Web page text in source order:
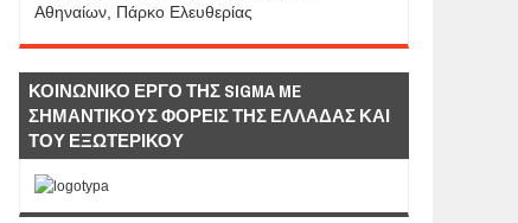
Αθηναίων, Πάρκο Ελευθερίας
ΚΟΙΝΩΝΙΚΟ ΕΡΓΟ ΤΗΣ SIGMA ME
ΣΗΜΑΝΤΙΚΟΥΣ ΦΟΡΕΙΣ ΤΗΣ ΕΛΛΑΔΑΣ ΚΑΙ
ΤΟΥ ΕΞΩΤΕΡΙΚΟΥ